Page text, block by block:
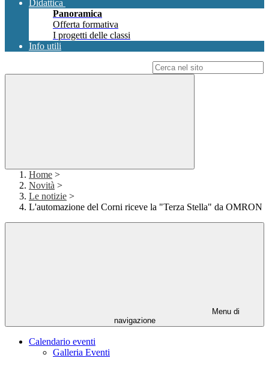
Didattica
Panoramica
Offerta formativa
I progetti delle classi
Info utili
Home >
Novità >
Le notizie >
L'automazione del Corni riceve la "Terza Stella" da OMRON
Menu di
navigazione
Calendario eventi
Galleria Eventi